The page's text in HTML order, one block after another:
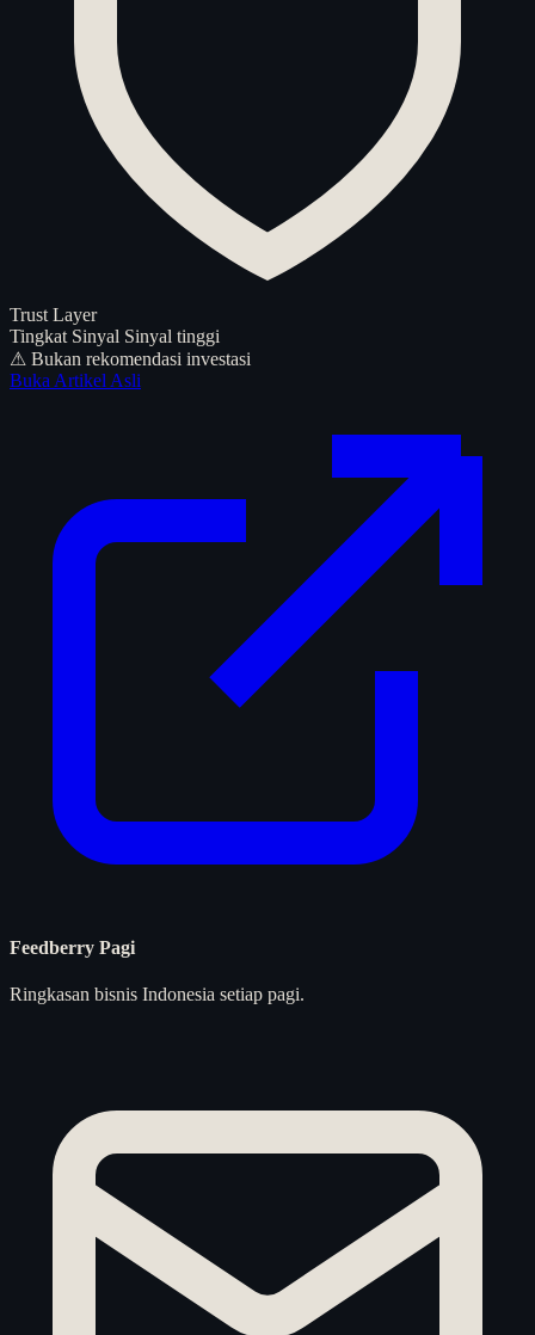
Trust Layer
Tingkat Sinyal Sinyal tinggi
⚠ Bukan rekomendasi investasi
Buka Artikel Asli
Feedberry Pagi
Ringkasan bisnis Indonesia setiap pagi.